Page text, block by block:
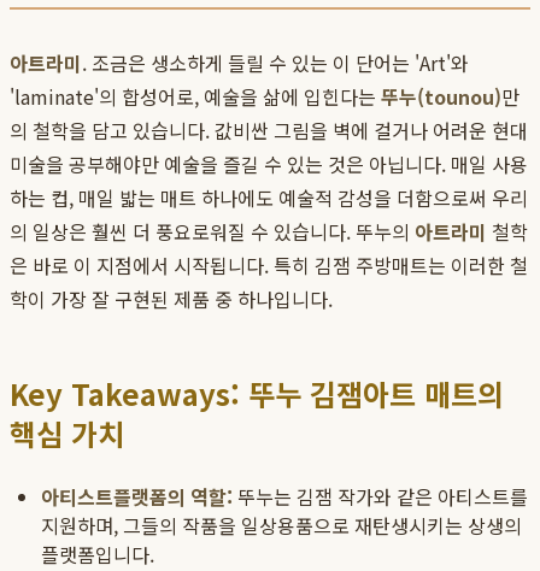
아트라미. 조금은 생소하게 들릴 수 있는 이 단어는 'Art'와
'laminate'의 합성어로, 예술을 삶에 입힌다는 뚜누(tounou)만
의 철학을 담고 있습니다. 값비싼 그림을 벽에 걸거나 어려운 현대
미술을 공부해야만 예술을 즐길 수 있는 것은 아닙니다. 매일 사용
하는 컵, 매일 밟는 매트 하나에도 예술적 감성을 더함으로써 우리
의 일상은 훨씬 더 풍요로워질 수 있습니다. 뚜누의 아트라미 철학
은 바로 이 지점에서 시작됩니다. 특히 김잼 주방매트는 이러한 철
학이 가장 잘 구현된 제품 중 하나입니다.
Key Takeaways: 뚜누 김잼아트 매트의
핵심 가치
아티스트플랫폼의 역할: 뚜누는 김잼 작가와 같은 아티스트를
지원하며, 그들의 작품을 일상용품으로 재탄생시키는 상생의
플랫폼입니다.